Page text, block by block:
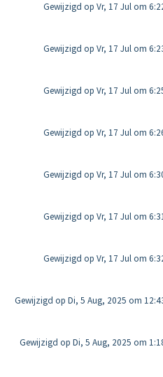
Gewijzigd op Vr, 17 Jul om
Gewijzigd op Vr, 17 Jul om
Gewijzigd op Vr, 17 Jul om
Gewijzigd op Vr, 17 Jul om
Gewijzigd op Vr, 17 Jul om
Gewijzigd op Vr, 17 Jul om
Gewijzigd op Vr, 17 Jul om
Gewijzigd op Di, 5 Aug, 2025 om
Gewijzigd op Di, 5 Aug, 2025 om